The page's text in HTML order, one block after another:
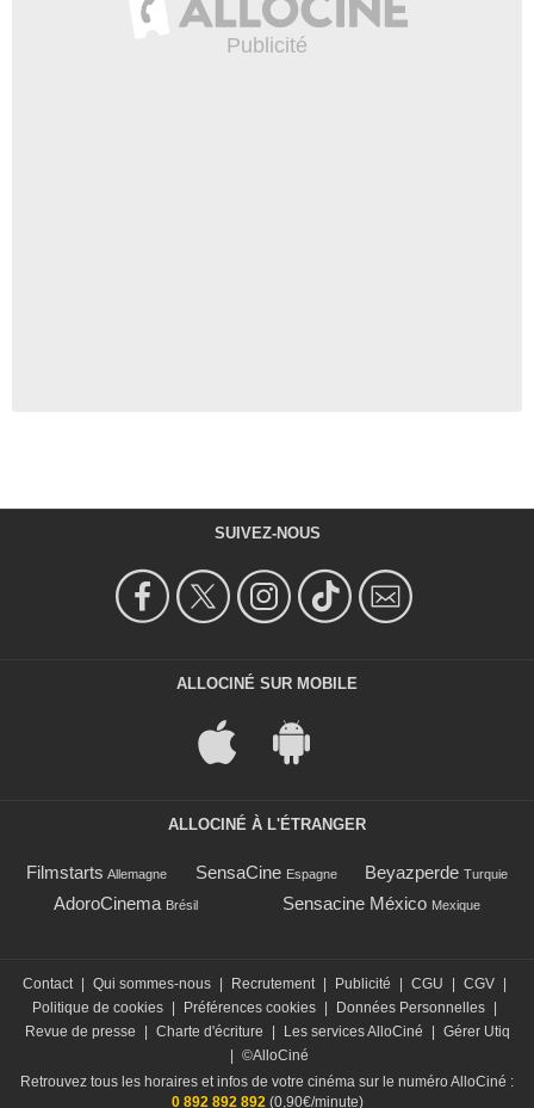
SUIVEZ-NOUS
ALLOCINÉ SUR MOBILE
ALLOCINÉ À L'ÉTRANGER
Filmstarts Allemagne SensaCine Espagne Beyazperde Turquie
AdoroCinema Brésil Sensacine México Mexique
Contact | Qui sommes-nous | Recrutement | Publicité | CGU | CGV |
Politique de cookies | Préférences cookies | Données Personnelles |
Revue de presse
| Charte d'écriture | Les services AlloCiné | Gérer Utiq
| ©AlloCiné
Retrouvez tous les horaires et infos de votre cinéma sur le numéro AlloCiné :
0 892 892 892 (0,90€/minute)